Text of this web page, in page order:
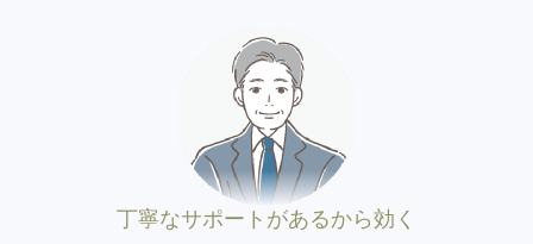
丁寧なサポートがあるから効く